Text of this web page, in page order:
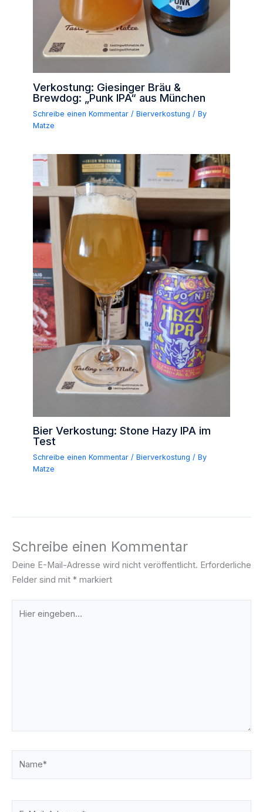
Verkostung: Giesinger Bräu &
Brewdog: „Punk IPA“ aus München
Schreibe einen Kommentar /Bierverkostung / By
Matze
Bier Verkostung: Stone Hazy IPA im
Test
Schreibe einen Kommentar /Bierverkostung / By
Matze
Schreibe einen Kommentar
Deine E-Mail-Adresse wird nicht veröffentlicht. Erforderliche
Felder sind mit * markiert
eingeben…